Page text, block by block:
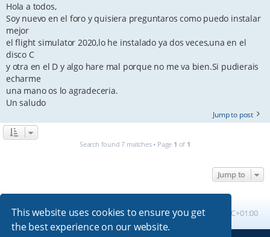
This website uses cookies to ensure you get
the best experience on our website.
Hola a todos,
Soy nuevo en el foro y quisiera preguntaros como puedo instalar
mejor
el flight simulator 2020,lo he instalado ya dos veces,una en el
disco C
y otra en el D y algo hare mal porque no me va bien.Si pudierais
echarme
una mano os lo agradeceria.
Un saludo
Jump to post
Search found 7 matches • Page 1 of 1
Jump to
Board index All times are UTC+01:00